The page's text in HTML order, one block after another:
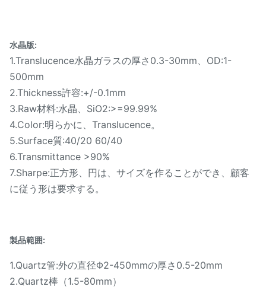
水晶版:
1.Translucence水晶ガラスの厚さ0.3-30mm、OD:1-
500mm
2.Thickness許容:+/-0.1mm
3.Raw材料:水晶、SiO2:>=99.99%
4.Color:明らかに、Translucence。
5.Surface質:40/20 60/40
6.Transmittance >90%
7.Sharpe:正方形、円は、サイズを作ることができ、顧客
に従う形は要求する。
製品範囲:
1.Quartz管:外の直径Φ2-450mmの厚さ0.5-20mm
2.Quartz棒（1.5-80mm）